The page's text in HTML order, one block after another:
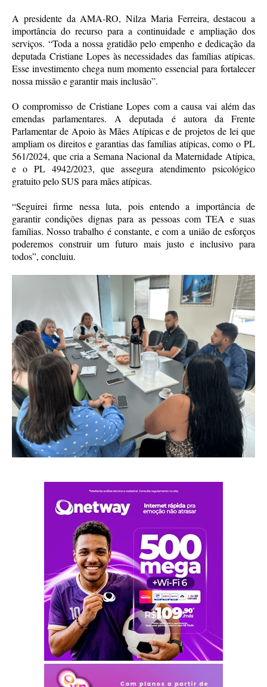
A presidente da AMA-RO, Nilza Maria Ferreira, destacou a
importância do recurso para a continuidade e ampliação dos
serviços. “Toda a nossa gratidão pelo empenho e dedicação da
deputada Cristiane Lopes às necessidades das famílias atípicas.
Esse investimento chega num momento essencial para fortalecer
nossa missão e garantir mais inclusão”.
O compromisso de Cristiane Lopes com a causa vai além das
emendas parlamentares. A deputada é autora da Frente
Parlamentar de Apoio às Mães Atípicas e de projetos de lei que
ampliam os direitos e garantias das famílias atípicas, como o PL
561/2024, que cria a Semana Nacional da Maternidade Atípica,
e o PL 4942/2023, que assegura atendimento psicológico
gratuito pelo SUS para mães atípicas.
“Seguirei firme nessa luta, pois entendo a importância de
garantir condições dignas para as pessoas com TEA e suas
famílias. Nosso trabalho é constante, e com a união de esforços
poderemos construir um futuro mais justo e inclusivo para
todos”, concluiu.